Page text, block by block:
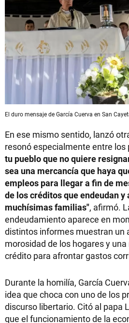
El duro mensaje de García Cuerva en San
En ese mismo sentido, lanzó
resonó especialmente entre los
tu pueblo que no quiere
sea una mercancía que haya
empleos para llegar a fin de
de los créditos que endeudan y
muchísimas familias", afirmó.
endeudamiento aparece en
distintos informes muestran un
morosidad de los hogares y
crédito para afrontar gastos
Durante la homilía, García
idea que choca con uno de los
discurso libertario. Citó al papa
que el funcionamiento de la